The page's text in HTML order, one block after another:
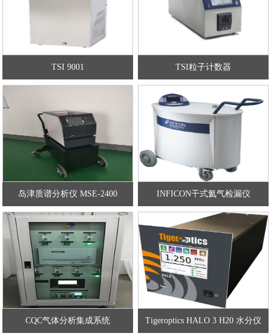
TSI 9001 TSI粒子计数器
岛津质谱分析仪 MSE-2400 INFICON干式氦气检漏仪
UL1000Fab
CQC气体分析集成系统 Tigeroptics HALO 3 H20 水分仪